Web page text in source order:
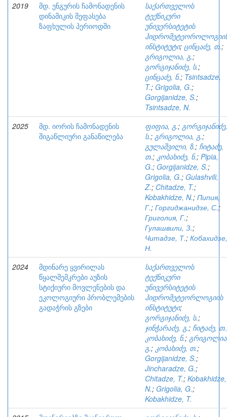
2019
მდ. ენგურის ჩამონადენის
დინამიკის შეფასება
ზაფხულის პერიოდში
საქართველოს
ტექნიკური
უნივერსიტეტის
ინსტიტუტი; ცინცაძე, თ.;
გრიგოლია, გ.;
გორგიჯანიძე, ს.;
ცინცაძე, ნ.; Tsintsadze,
T.; Grigolia, G.;
Gorgijanidze, S.;
Tsintsadze, N.
2025
მდ. იორის ჩამონადენის
შიგაწლიური განაწილება
ფიფია, გ.; გორგიჯანიძე,
ს.; გრიგოლია, გ.;
გულაშვილი, ზ.; ჩიტაძე,
თ.; კობახიძე, ნ.; Pipia,
G.; Gorgijanidze, S.;
Grigolia, G.; Gulashvili,
Z.; Chitadze, T.;
Kobakhidze, N.; Пипия,
Г.; Горгиджанидзе, С.;
Григолия, Г.;
Гулашвили, З.;
Читадзе, Т.; Кобахидзе,
Н.
2024
მდინარე ყვირილას
წყალშემკრები აუზის
სტიქიური მოვლენების და
ეკოლოგიური პრობლემების
გადაჭრის გზები
საქართველოს
ტექნიკური
უნივერსიტეტის
ჰიდრომეტეორლოგიის
ინსტიტუტი;
გორგიჯანიძე, ს.;
ჯინჭარაძე, გ.; ჩიტაძე, თ.
კობახიძე, ნ.;
გ.; კობახიძე, თ.;
Gorgijanidze, S.;
Jincharadze, G.;
Chitadze, T.; Kobakhidze,
N.; Grigolia, G.;
Kobakhidze, T.